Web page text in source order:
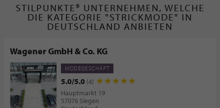
STILPUNKTE® UNTERNEHMEN, WELCHE
DIE KATEGORIE "STRICKMODE" IN
DEUTSCHLAND ANBIETEN
Wagener GmbH & Co. KG
MODEGESCHÄFT
5.0/5.0 (4)
Hauptmarkt 19
57076 Siegen